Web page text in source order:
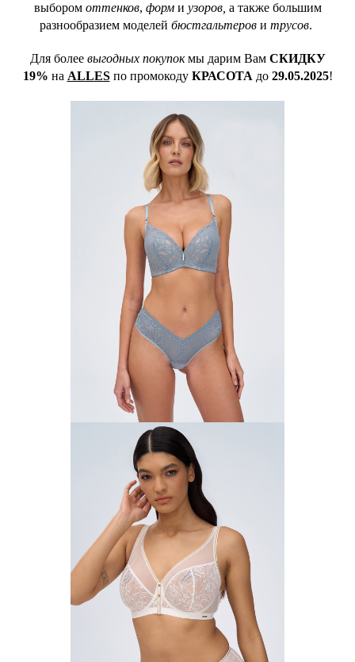
выбором оттенков, форми узоров, а также большим
разнообразием моделей бюстгальтеров и трусов.
Для более выгодных покупокмы дарим Вам СКИДКУ
19% на ALLESпо промокоду КРАСОТА до 29.05.2025!